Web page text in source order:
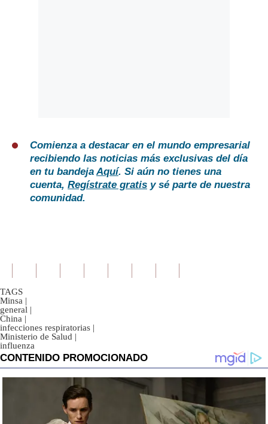
Comienza a destacar en el mundo empresarial
recibiendo las noticias más exclusivas del día
en tu bandejaAquí. Si aún no tienes una
cuenta, Regístrate gratis y sé parte de nuestra
comunidad.
TAGS
Minsa |
general |
China |
infecciones respiratorias |
Ministerio de Salud |
influenza